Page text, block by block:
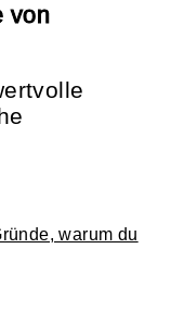
von